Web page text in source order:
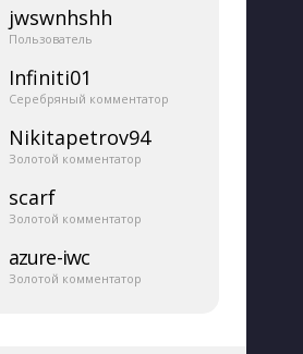
jwswnhshh
Пользователь
Infiniti01
Серебряный комментатор
Nikitapetrov94
Золотой комментатор
scarf
Золотой комментатор
azure-​iwc
Золотой комментатор